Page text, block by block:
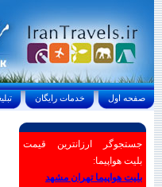
تبليغات خدمات رايگان صفحه اول
جستجوگر ارزانترین قیمت
بلیت هواپیما:
بلیت هواپیما تهران مشهد